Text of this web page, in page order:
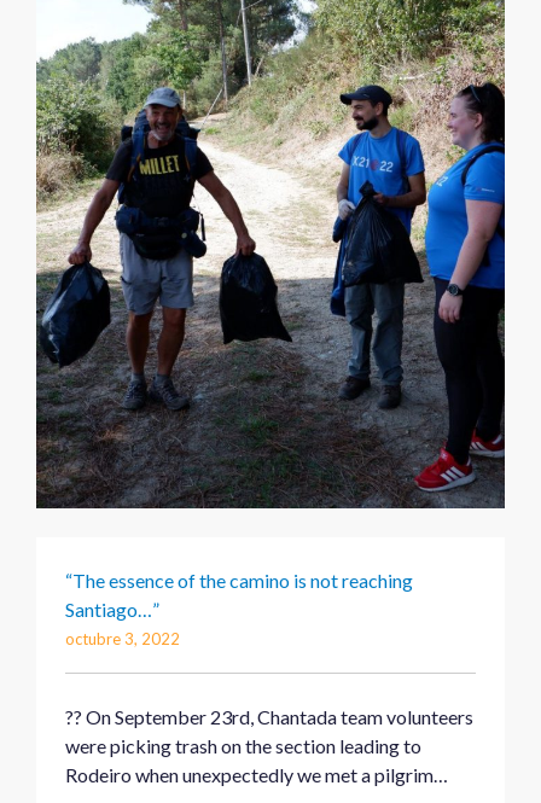
“The essence of the camino is not reaching
Santiago…”
octubre 3, 2022
?? On September 23rd, Chantada team volunteers
were picking trash on the section leading to
Rodeiro when unexpectedly we met a pilgrim…